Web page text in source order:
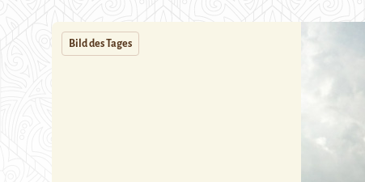
Bild des Tages